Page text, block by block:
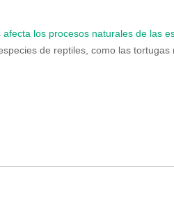
afecta los procesos naturales de las
de reptiles, como las